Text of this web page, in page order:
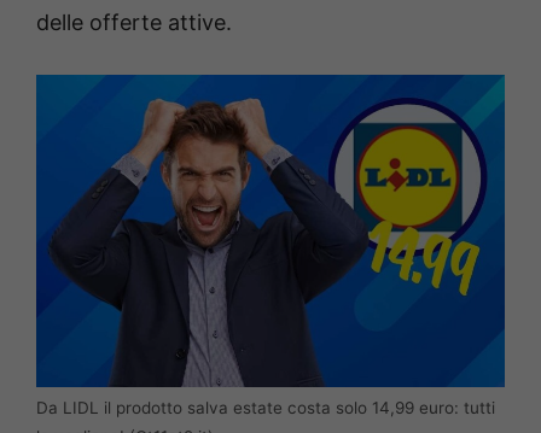
delle offerte attive.
Da LIDL il prodotto salva estate costa solo 14,99 euro: tutti